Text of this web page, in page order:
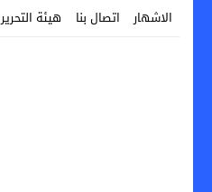
الاشهار اتصال بنا هيئة التحرير